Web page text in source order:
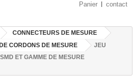
Panier contact
CONNECTEURS DE MESURE
CORDONS DE MESURE
JEU
ET GAMME DE MESURE